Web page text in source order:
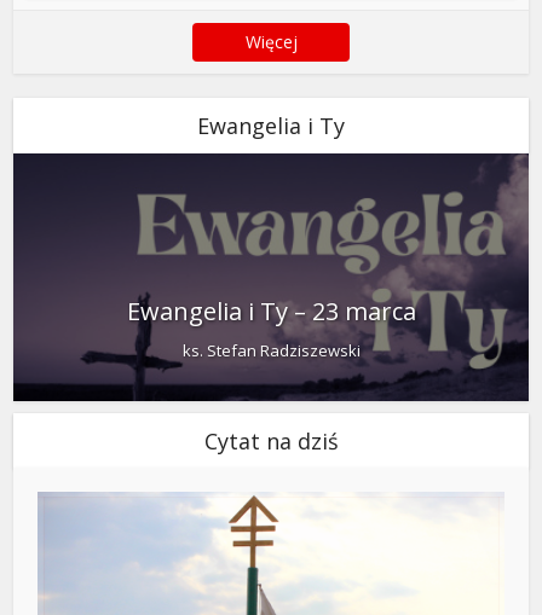
Więcej
Ewangelia i Ty
Ewangelia i Ty – 23 marca
ks. Stefan Radziszewski
Cytat na dziś